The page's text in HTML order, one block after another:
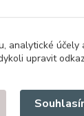
sběr cookies.
analytické
upravit